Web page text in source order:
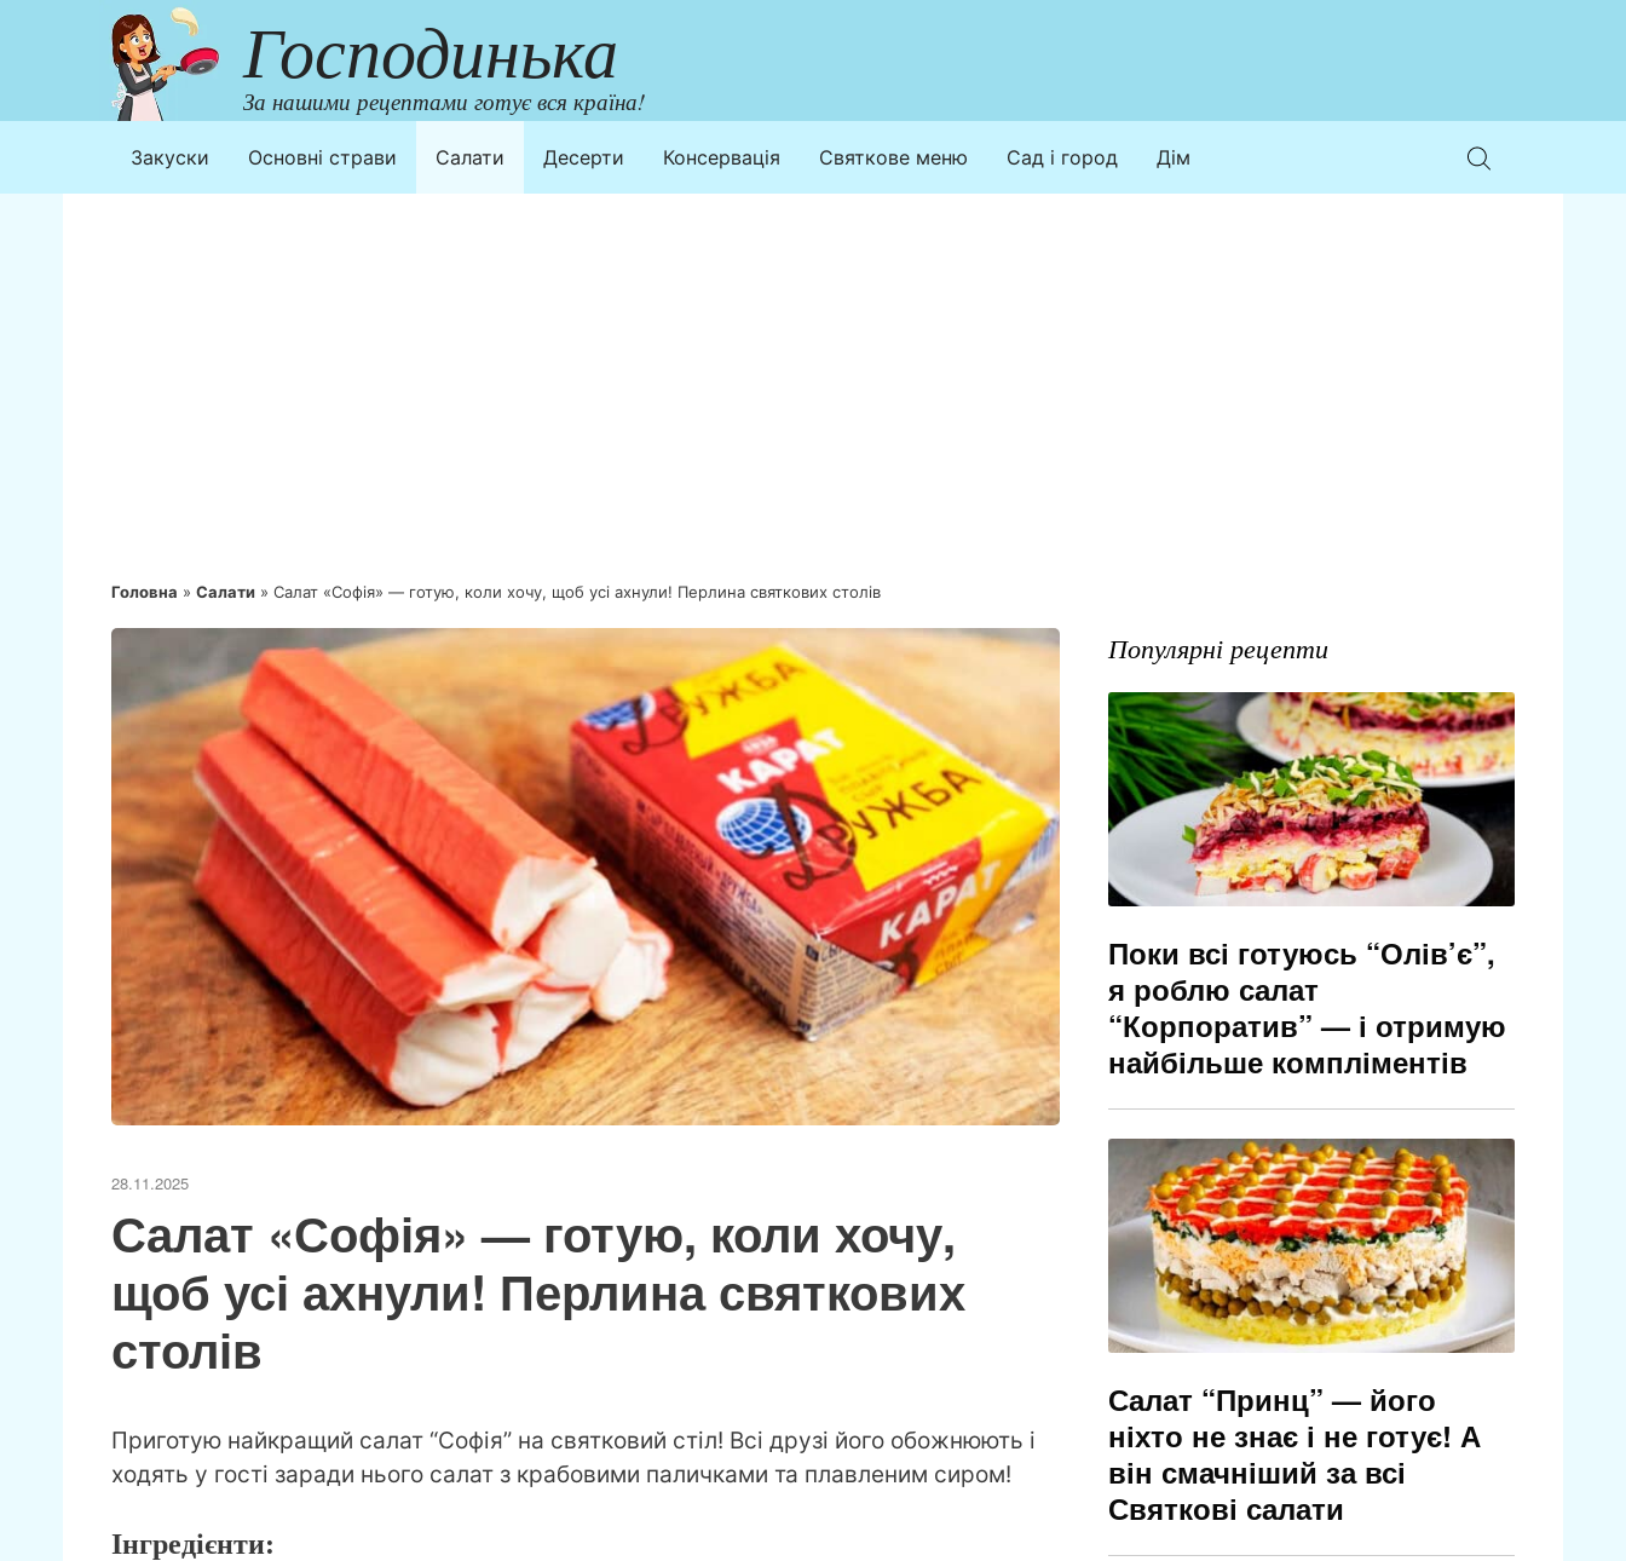
Господинька
За нашими рецептами готує вся країна!
Закуски Основні страви Салати Десерти Консервація Святкове меню Сад і город Дім
Головна » Салати » Салат «Софія» — готую, коли хочу, щоб усі ахнули! Перлина святкових столів
28.11.2025
Салат «Софія» — готую, коли хочу,
щоб усі ахнули! Перлина святкових
столів
Приготую найкращий салат “Софія” на святковий стіл! Всі друзі його обожнюють і
ходять у гості заради нього салат з крабовими паличками та плавленим сиром!
Інгредієнти:
Популярні рецепти
Поки всі готуюсь “Олів’є”,
я роблю салат
“Корпоратив” — і отримую
найбільше компліментів
Салат “Принц” — його
ніхто не знає і не готує! А
він смачніший за всі
Святкові салати